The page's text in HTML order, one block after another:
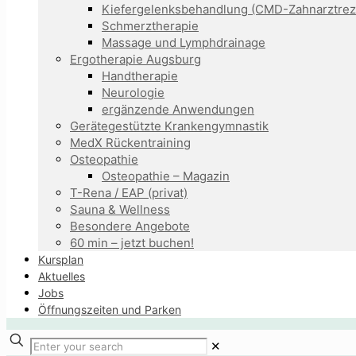
Kiefergelenksbehandlung (CMD-
Schmerztherapie
Massage und Lymphdrainage
Ergotherapie Augsburg
Handtherapie
Neurologie
ergänzende Anwendungen
Gerätegestützte Krankengymnastik
MedX Rückentraining
Osteopathie
Osteopathie – Magazin
T-Rena / EAP (privat)
Sauna & Wellness
Besondere Angebote
60 min – jetzt buchen!
Kursplan
Aktuelles
Jobs
Öffnungszeiten und Parken
✕